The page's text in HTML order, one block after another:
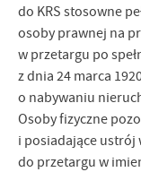
do KRS stosowne
osoby prawnej na
w przetargu po
z dnia 24 marca
o nabywaniu
Osoby fizyczne
i posiadające
do przetargu w